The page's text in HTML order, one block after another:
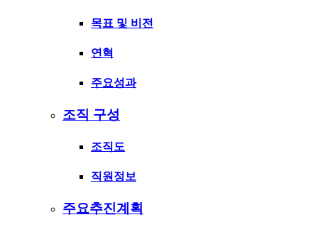
목표 및 비전
연혁
주요성과
조직 구성
조직도
직원정보
주요추진계획